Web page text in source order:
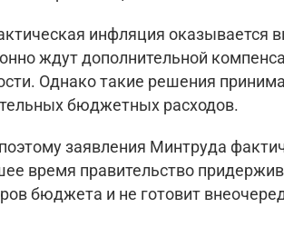
инфляция оказывается
ждут дополнительной
Однако такие решения
бюджетных расходов.
заявления Минтруда
время правительство
бюджета и не готовит